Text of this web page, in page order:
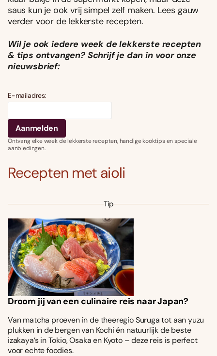
saus kun je ook vrij simpel zelf maken. Lees gauw
verder voor de lekkerste recepten.
Wil je ook iedere week de lekkerste recepten
& tips ontvangen? Schrijf je dan in voor onze
nieuwsbrief:
E-mailadres:
Ontvang elke week de lekkerste recepten, handige kooktips en speciale
aanbiedingen.
Recepten met aioli
Tip
Droom jij van een culinaire reis naar Japan?
Van matcha proeven in de theeregio Suruga tot aan yuzu
plukken in de bergen van Kochi én natuurlijk de beste
izakaya’s in Tokio, Osaka en Kyoto – deze reis is perfect
voor echte foodies.